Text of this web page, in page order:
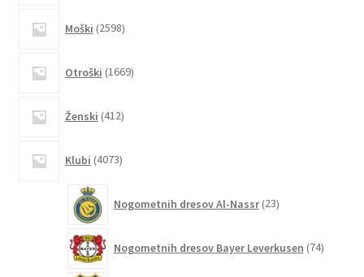
Moški 2598izdelkov
Otroški 1669izdelkov
Ženski 412izdelkov
Klubi 4073izdelkov
Nogometnih dresov Al-Nassr 23izdelkov
Nogometnih dresov Bayer Leverkusen 74izdelkov